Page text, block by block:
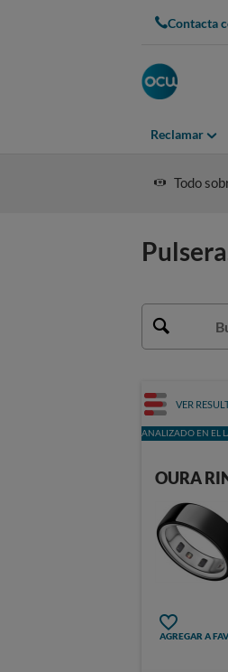
Contacta
Reclamar
Todo
VER
ANALIZADO EN EL
OURA
AGREGAR A